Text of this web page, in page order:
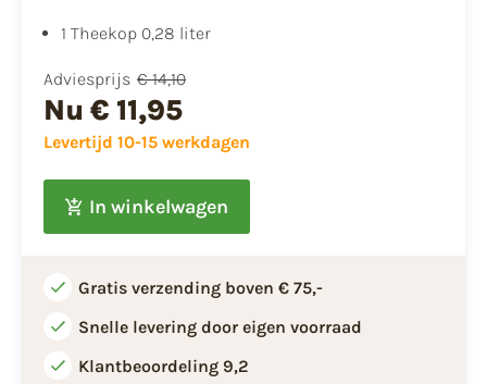
1 Theekop 0,28 liter
Adviesprijs € 14,10
Nu € 11,95
Levertijd 10-15 werkdagen
In winkelwagen
Gratis verzending boven € 75,-
Snelle levering door eigen voorraad
Klantbeoordeling 9,2